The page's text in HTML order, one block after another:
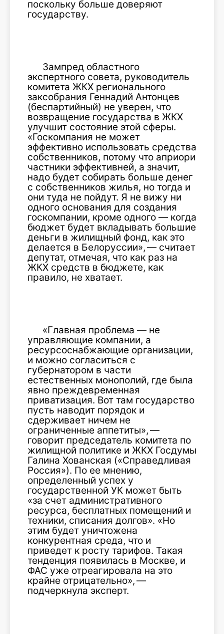
поскольку больше доверяют
государству.
Зампред областного
экспертного совета, руководитель
комитета ЖКХ регионального
заксобрания Геннадий Антонцев
(беспартийный) не уверен, что
возвращение государства в ЖКХ
улучшит состояние этой сферы.
«Госкомпания не может
эффективно использовать средства
собственников, потому что априори
частники эффективней, а значит,
надо будет собирать больше денег
с собственников жилья, но тогда и
они туда не пойдут. Я не вижу ни
одного основания для создания
госкомпании, кроме одного — когда
бюджет будет вкладывать большие
деньги в жилищный фонд, как это
делается в Белоруссии», — считает
депутат, отмечая, что как раз на
ЖКХ средств в бюджете, как
правило, не хватает.
«Главная проблема — не
управляющие компании, а
ресурсоснабжающие организации,
и можно согласиться с
губернатором в части
естественных монополий, где была
явно преждевременная
приватизация. Вот там государство
пусть наводит порядок и
сдерживает ничем не
ограниченные аппетиты», —
говорит председатель комитета по
жилищной политике и ЖКХ Госдумы
Галина Хованская («Справедливая
Россия»). По ее мнению,
определенный успех у
государственной УК может быть
«за счет административного
ресурса, бесплатных помещений и
техники, списания долгов». «Но
этим будет уничтожена
конкурентная среда, что и
приведет к росту тарифов. Такая
тенденция появилась в Москве, и
ФАС уже отреагировала на это
крайне отрицательно», —
подчеркнула эксперт.